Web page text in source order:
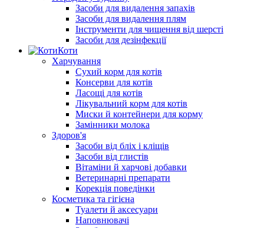
Засоби для видалення запахів
Засоби для видалення плям
Інструменти для чищення від шерсті
Засоби для дезінфекції
Коти
Харчування
Сухий корм для котів
Консерви для котів
Ласощі для котів
Лікувальний корм для котів
Миски й контейнери для корму
Замінники молока
Здоров'я
Засоби від бліх і кліщів
Засоби від глистів
Вітаміни й харчові добавки
Ветеринарні препарати
Корекція поведінки
Косметика та гігієна
Туалети й аксесуари
Наповнювачі